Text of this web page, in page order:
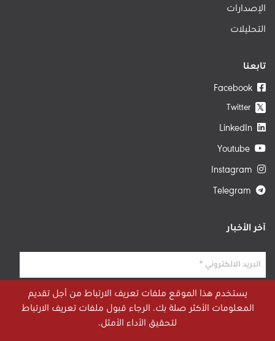
الإصدارات
التحليلات
تابعنا
𝕏
Twitter
آخر الأخبار
يستخدم هذا الموقع ملفات تعريف الارتباط من أجل تقديم
المعلومات الأكثر صلة بك. الرجاء قبول ملفات تعريف الارتباط
لتحقيق الأداء الأمثل.